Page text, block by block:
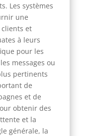
Les systèmes
une
et
à leurs
pour les
messages ou
pertinents
de
et de
obtenir des
et la
générale, la